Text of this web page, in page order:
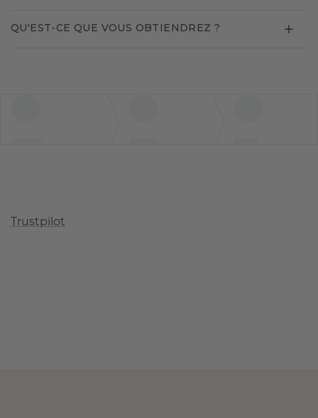
QU'EST-CE QUE VOUS OBTIENDREZ ?
Trustpilot